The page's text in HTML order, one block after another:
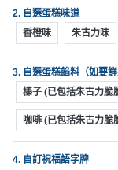
物
場
地
佈
置
用
品
公
司
活
動
婚
禮
親
夾
時
間
神
器
情
侶
心
關
2. 自選蛋糕味道
香橙味
朱古力味
3. 自選蛋糕餡料（如要
榛子 (已包括朱古力脆
咖啡 (已包括朱古力脆
4. 自訂祝福語字牌